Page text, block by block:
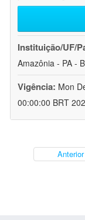
Instituição/UF/
Amazônia - PA -
Vigência: Mon
00:00:00 BRT
Anterior